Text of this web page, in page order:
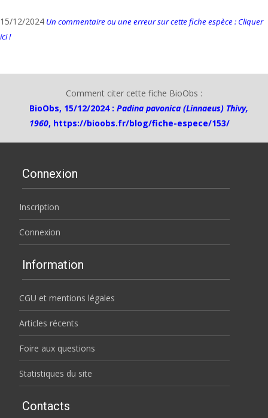
15/12/2024 Un commentaire ou une erreur sur cette fiche espèce : Cliquer
ici !
Comment citer cette fiche BioObs :
BioObs, 15/12/2024 : Padina pavonica (Linnaeus) Thivy,
1960, https://bioobs.fr/blog/fiche-espece/153/
Connexion
Inscription
Connexion
Information
CGU et mentions légales
Articles récents
Foire aux questions
Statistiques du site
Contacts